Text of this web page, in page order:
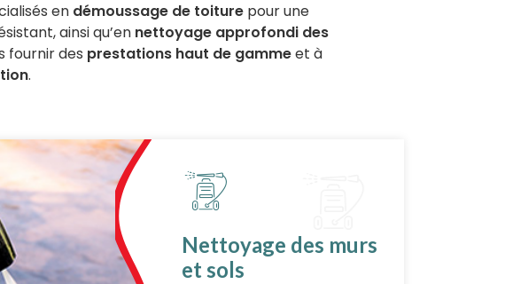
en démoussage de toiturepour une
ainsi qu’en nettoyage approfondi des
fournir des prestations haut de gammeet à
.
Nettoyage des murs
et sols